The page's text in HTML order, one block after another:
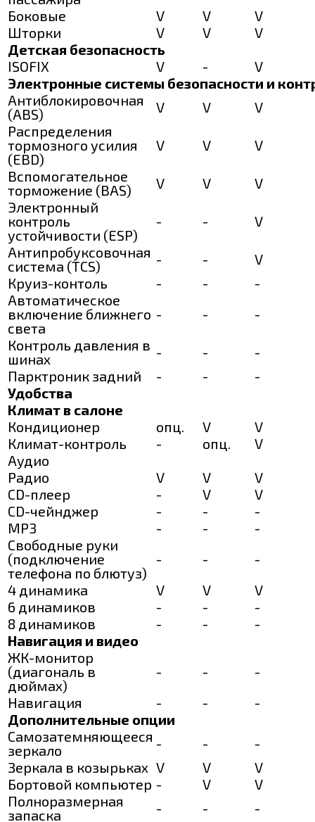
Боковые
V V
V
Шторки
V V
V
Детская безопасность
ISOFIX
V -
V
Электронные системы безопасности и
Антиблокировочная
(ABS)
V V
V
Распределения
тормозного усилия
(EBD)
V V
V
Вспомогательное
торможение (BAS)
V V
V
Электронный
контроль
устойчивости (ESP)
- -
V
Антипробуксовочная
система (TCS)
- -
V
Круиз-контоль
- -
-
Автоматическое
включение ближнего
света
- -
-
Контроль давления в
шинах
- -
-
Парктроник задний
- -
-
Удобства
Климат в салоне
Кондиционер
опц. V
V
Климат-контроль
- опц.
V
Аудио
Радио
V V
V
CD-плеер
- V
V
CD-чейнджер
- -
-
MP3
- -
-
Свободные руки
(подключение
телефона по блютуз)
- -
-
4 динамика
V V
V
6 динамиков
- -
-
8 динамиков
- -
-
Навигация и видео
ЖК-монитор
(диагональ в
дюймах)
- -
-
Навигация
- -
-
Дополнительные опции
Самозатемняющееся
зеркало
- -
-
Зеркала в козырьках V V
V
Бортовой компьютер - V
V
Полноразмерная
запаска
- -
-